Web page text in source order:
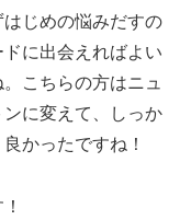
じめの悩みだすの
に出会えればよい
こちらの方はニュ
に変えて、しっか
かったですね！